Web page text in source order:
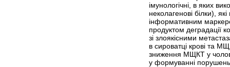
імунологічні, в яких
неколагенові білки),
інформативним
продуктом деградації
зі злоякісними
в сироватці крові та
зниження МЩКТ у
у формуванні порушень